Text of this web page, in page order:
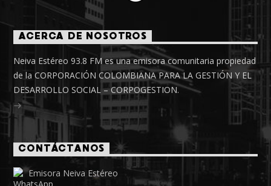
ACERCA DE NOSOTROS
Neiva Estéreo 93.8 FM es una emisora comunitaria propiedad
de la CORPORACIÓN COLOMBIANA PARA LA GESTIÓN Y EL
DESARROLLO SOCIAL – CORPOGESTION.
CONTÁCTANOS
Emisora Neiva Estéreo